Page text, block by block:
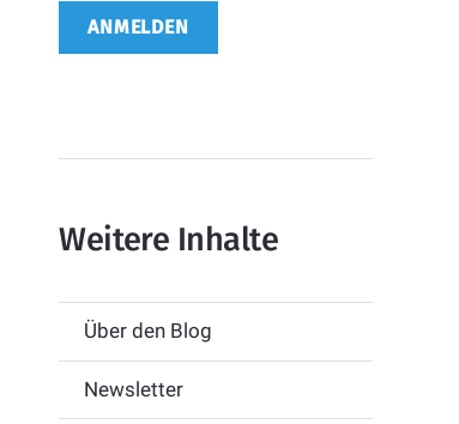
Weitere Inhalte
Über den Blog
Newsletter